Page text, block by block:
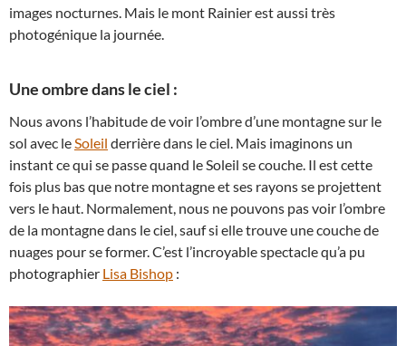
images nocturnes. Mais le mont Rainier est aussi très
photogénique la journée.
Une ombre dans le ciel :
Nous avons l’habitude de voir l’ombre d’une montagne sur le
sol avec leSoleil derrière dans le ciel. Mais imaginons un
instant ce qui se passe quand le Soleil se couche. Il est cette
fois plus bas que notre montagne et ses rayons se projettent
vers le haut. Normalement, nous ne pouvons pas voir l’ombre
de la montagne dans le ciel, sauf si elle trouve une couche de
nuages pour se former. C’est l’incroyable spectacle qu’a pu
photographier Lisa Bishop :